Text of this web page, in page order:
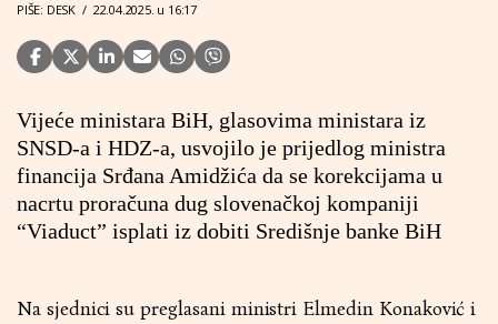
PIŠE: DESK / 22.04.2025. u 16:17
Vijeće ministara BiH, glasovima ministara iz
SNSD-a i HDZ-a, usvojilo je prijedlog ministra
financija Srđana Amidžića da se korekcijama u
nacrtu proračuna dug slovenačkoj kompaniji
“Viaduct” isplati iz dobiti Središnje banke BiH
Na sjednici su preglasani ministri Elmedin Konaković i